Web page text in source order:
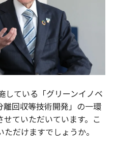
している「グリーンイノベ
離回収等技術開発」の一環
ていただいています。こ
だけますでしょうか。